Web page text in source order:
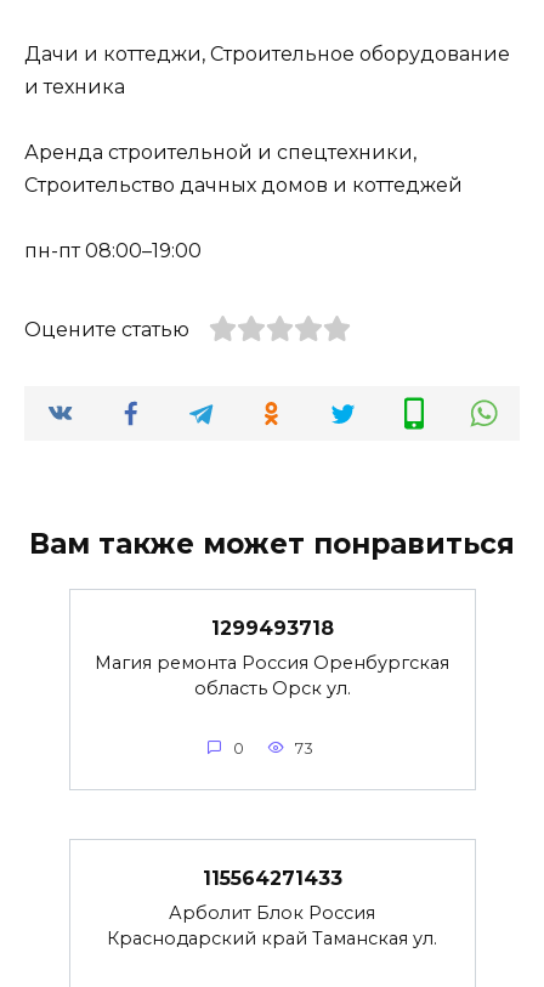
Дачи и коттеджи, Строительное оборудование
и техника
Аренда строительной и спецтехники,
Строительство дачных домов и коттеджей
пн-пт 08:00–19:00
Оцените статью
Вам также может понравиться
1299493718
Магия ремонта Россия Оренбургская
область Орск ул.
0 73
115564271433
Арболит Блок Россия
Краснодарский край Таманская ул.